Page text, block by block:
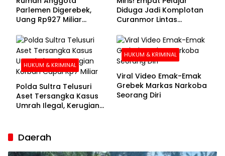
Parlemen Digerebek,
Uang Rp927 Miliar
Diduga Jadi Komplotan
Curanmor Lintas
HUKUM & KRIMINAL
Polda Sultra Telusuri
Aset Tersangka Kasus
Umrah Ilegal, Kerugian
HUKUM & KRIMINAL
Viral Video Emak-Emak
Grebek Markas Narkoba
Seorang Diri
Daerah